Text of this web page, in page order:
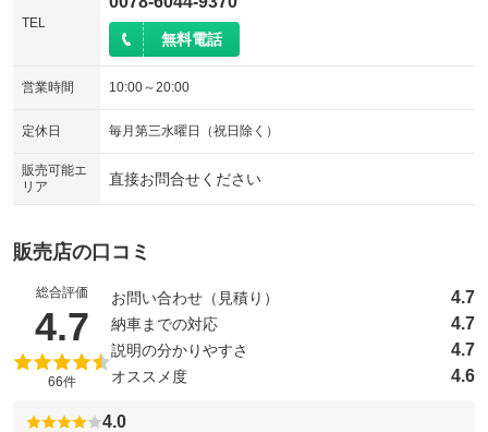
TEL
無料電話
営業時間 10:00～20:00
定休日 毎月第三水曜日（祝日除く）
販売可能エ
リア
直接お問合せください
販売店の口コミ
総合評価
4.7 （5点満点中）
66件
お問い合わせ（見積り） 4.7
納車までの対応 4.7
説明の分かりやすさ 4.7
オススメ度 4.6
4.0